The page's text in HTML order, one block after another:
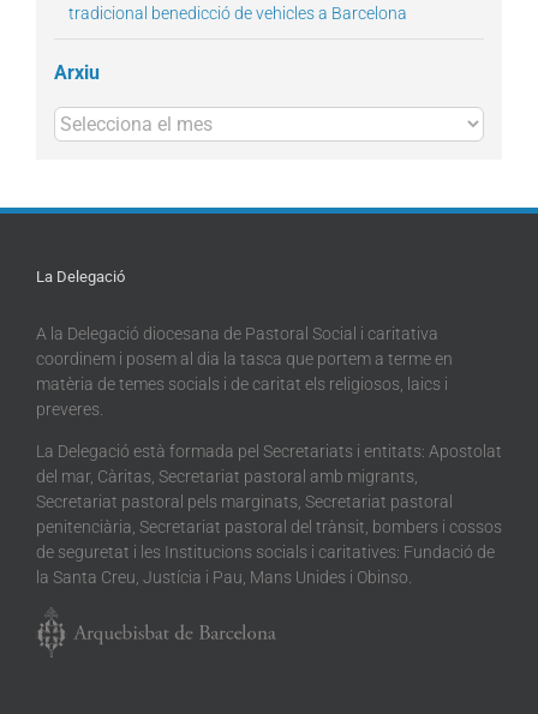
tradicional benedicció de vehicles a Barcelona
Arxiu
Arxius
La Delegació
A la Delegació diocesana de Pastoral Social i caritativa
coordinem i posem al dia la tasca que portem a terme en
matèria de temes socials i de caritat els religiosos, laics i
preveres.
La Delegació està formada pel Secretariats i entitats: Apostolat
del mar, Càritas, Secretariat pastoral amb migrants,
Secretariat pastoral pels marginats, Secretariat pastoral
penitenciària, Secretariat pastoral del trànsit, bombers i cossos
de seguretat i les Institucions socials i caritatives: Fundació de
la Santa Creu, Justícia i Pau, Mans Unides i Obinso.